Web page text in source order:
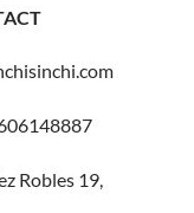
Robles 19,